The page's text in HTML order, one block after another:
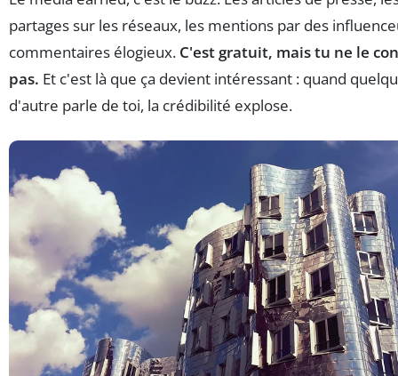
partages sur les réseaux, les mentions par des
commentaires élogieux. C'est gratuit, mais tu ne le
pas. Et c'est là que ça devient intéressant : quand
d'autre parle de toi, la crédibilité explose.